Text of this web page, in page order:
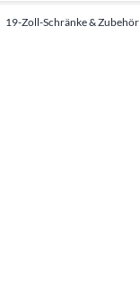
19-Zoll-Schränke & Zubehör